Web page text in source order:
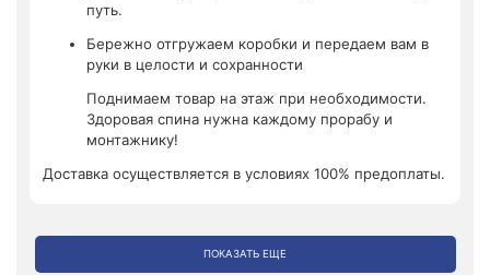
путь.
Бережно отгружаем коробки и передаем вам в
руки в целости и сохранности
Поднимаем товар на этаж при необходимости.
Здоровая спина нужна каждому прорабу и
монтажнику!
Доставка осуществляется в условиях 100% предоплаты.
ПОКАЗАТЬ ЕЩЕ